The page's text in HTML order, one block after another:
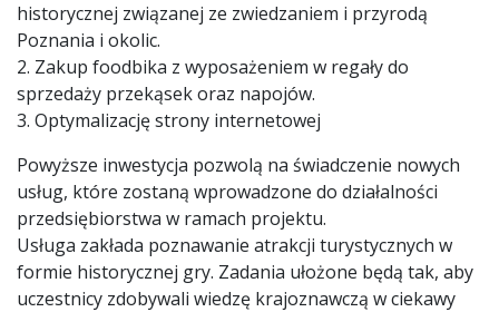
historycznej związanej ze zwiedzaniem i przyrodą
Poznania i okolic.
2. Zakup foodbika z wyposażeniem w regały do
sprzedaży przekąsek oraz napojów.
3. Optymalizację strony internetowej
Powyższe inwestycja pozwolą na świadczenie nowych
usług, które zostaną wprowadzone do działalności
przedsiębiorstwa w ramach projektu.
Usługa zakłada poznawanie atrakcji turystycznych w
formie historycznej gry. Zadania ułożone będą tak, aby
uczestnicy zdobywali wiedzę krajoznawczą w ciekawy